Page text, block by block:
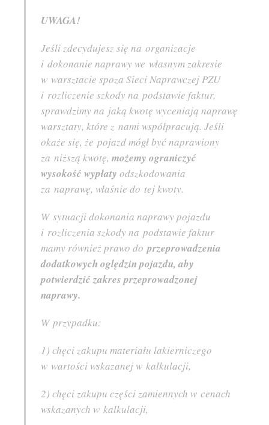
UWAGA!
Jeśli zdecydujesz się na organizacje
i dokonanie naprawy we własnym zakresie
w warsztacie spoza Sieci Naprawczej PZU
i rozliczenie szkody na podstawie faktur,
sprawdzimy na jaką kwotę wyceniają naprawę
warsztaty, które z nami współpracują. Jeśli
okaże się, że pojazd mógł być naprawiony
za niższą kwotę, możemy ograniczyć
wysokość wypłaty odszkodowania
za naprawę, właśnie do tej kwoty.
W sytuacji dokonania naprawy pojazdu
i rozliczenia szkody na podstawie faktur
mamy również prawo do przeprowadzenia
dodatkowych oględzin pojazdu, aby
potwierdzić zakres przeprowadzonej
naprawy.
W przypadku:
1) chęci zakupu materiału lakierniczego
w wartości wskazanej w kalkulacji,
2) chęci zakupu części zamiennych w cenach
wskazanych w kalkulacji,